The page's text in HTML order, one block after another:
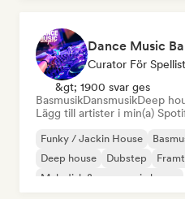
Dance Music
Curator För
&gt; 1900 svar ges
BasmusikDansmusikDeep
Lägg till artister i min(a)
Funky / Jackin House
Deep house
Dubstep
Melodisk & progressiv house